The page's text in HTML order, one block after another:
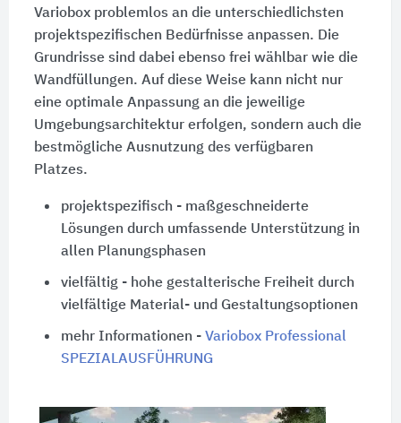
Variobox problemlos an die unterschiedlichsten
projektspezifischen Bedürfnisse anpassen. Die
Grundrisse sind dabei ebenso frei wählbar wie die
Wandfüllungen. Auf diese Weise kann nicht nur
eine optimale Anpassung an die jeweilige
Umgebungsarchitektur erfolgen, sondern auch die
bestmögliche Ausnutzung des verfügbaren
Platzes.
projektspezifisch - maßgeschneiderte
Lösungen durch umfassende Unterstützung in
allen Planungsphasen
vielfältig - hohe gestalterische Freiheit durch
vielfältige Material- und Gestaltungsoptionen
mehr Informationen - Variobox Professional
SPEZIALAUSFÜHRUNG